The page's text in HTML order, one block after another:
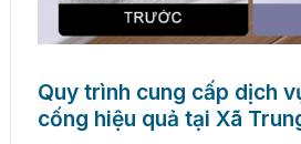
Quy trình cung cấp dịch
cống hiệu quả tại Xã